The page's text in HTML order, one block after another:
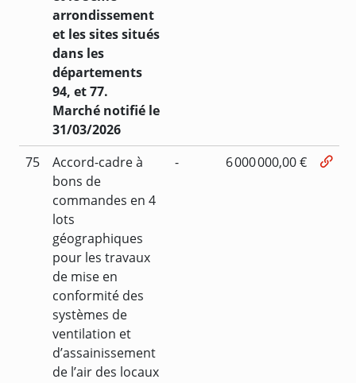
arrondissement
et les sites situés
dans les
départements
94, et 77.
Marché notifié le
31/03/2026
75
Accord-cadre à
bons de
commandes en 4
lots
géographiques
pour les travaux
de mise en
conformité des
systèmes de
ventilation et
d’assainissement
de l’air des locaux
- 6 000 000,00 €